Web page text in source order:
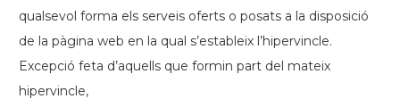
qualsevol forma els serveis oferts o posats a la disposició
de la pàgina web en la qual s’estableix l’hipervincle.
Excepció feta d’aquells que formin part del mateix
hipervincle,